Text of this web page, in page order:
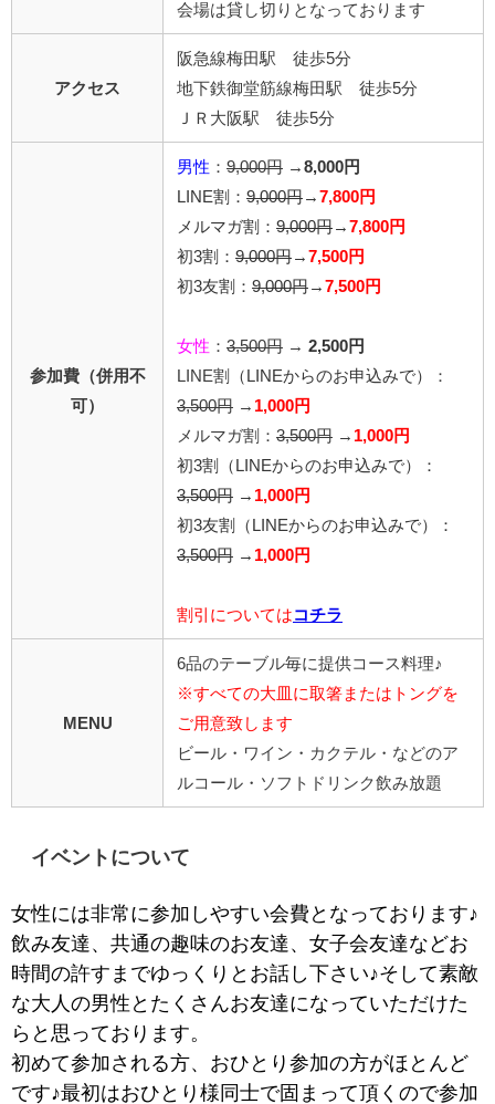
会場は貸し切りとなっております
アクセス
阪急線梅田駅 徒歩5分
地下鉄御堂筋線梅田駅 徒歩5分
ＪＲ大阪駅 徒歩5分
参加費（併用不
可）
男性 ： 9,000円 → 8,000円
LINE割： 9,000円 → 7,800円
メルマガ割： 9,000円 → 7,800円
初3割： 9,000円 → 7,500円
初3友割： 9,000円 → 7,500円
女性 ： 3,500円 → 2,500円
LINE割
（LINEからのお申込みで）
：
3,500円 → 1,000円
メルマガ割： 3,500円 → 1,000円
初3割（LINEからのお申込みで）：
3,500円 → 1,000円
初3友割（LINEからのお申込みで）：
3,500円 → 1,000円
割引については コチラ
MENU
6品のテーブル毎に提供コース料理♪
※すべての大皿に取箸またはトングを
ご用意致します
ビール・ワイン・カクテル・などのア
ルコール・ソフトドリンク飲み放題
イベントについて
女性には非常に参加しやすい会費となっております♪
飲み友達、共通の趣味のお友達、女子会友達などお
時間の許すまでゆっくりとお話し下さい♪そして素敵
な大人の男性とたくさんお友達になっていただけた
らと思っております。
初めて参加される方、おひとり参加の方がほとんど
です♪最初はおひとり様同士で固まって頂くので参加